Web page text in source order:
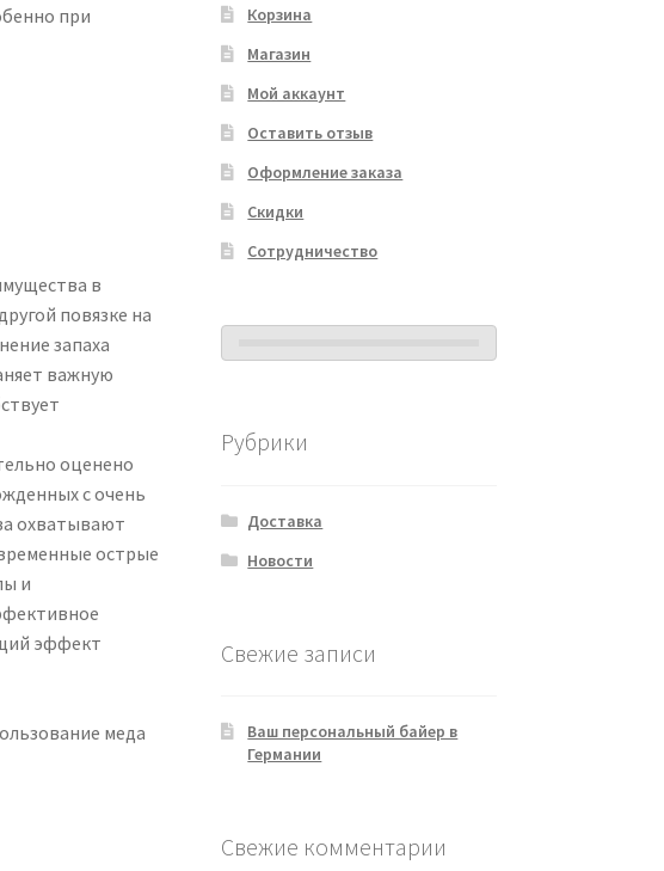
при
в
повязке на
запаха
важную
оценено
с очень
охватывают
острые
и
эффект
меда
Корзина
Магазин
Мой аккаунт
Оставить отзыв
Оформление заказа
Скидки
Сотрудничество
Рубрики
Доставка
Новости
Свежие записи
Ваш персональный байер в
Германии
Свежие комментарии